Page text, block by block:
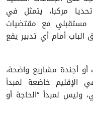
مركبا، يتمثل في
مع مقتضيات
الباب أمام أي تدبير يقع
أجندة مشاريع واضحة،
خاضعة لمبدأ
وليس لمبدأ “الحاجة أو